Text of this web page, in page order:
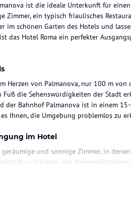
ist die ideale Unterkunft für
Zimmer, ein typisch friaulisches
im schönen Garten des Hotels und
das Hotel Roma ein perfekter
Herzen von Palmanova, nur 100 m
Fuß die Sehenswürdigkeiten der Stadt
der Bahnhof Palmanova ist in einem
Ihnen, die Umgebung problemlos zu
im Hotel
und sonnige Zimmer, in
und bieten alle